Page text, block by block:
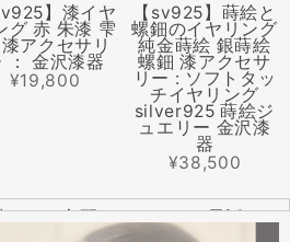
】漆イヤ
グ 赤 朱漆 雫
アクセサリ
： 金沢漆器
¥19,800
【sv925】蒔絵と
螺鈿のイヤリング
純金蒔絵 銀蒔絵
螺鈿 漆アクセサ
リー : ソフトタッ
チイヤリング
silver925 蒔絵ジ
ュエリー 金沢漆
器
¥38,500
るご心配のメールやお電話をた